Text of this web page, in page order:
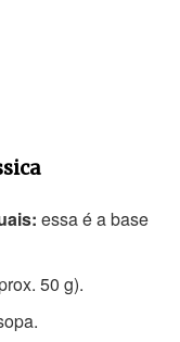
essa é a base
50 g).